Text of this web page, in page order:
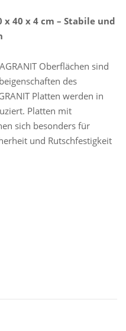
40 x 4 cm – Stabile und
Oberflächen sind
des
Platten werden in
Platten mit
sich besonders für
und Rutschfestigkeit